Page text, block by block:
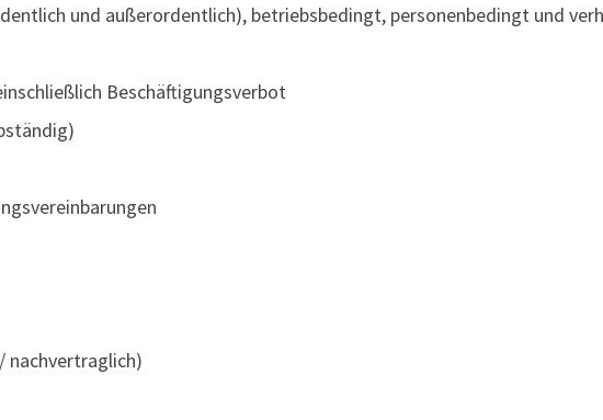
und außerordentlich), betriebsbedingt, personenbedingt und
Beschäftigungsverbot
nachvertraglich)